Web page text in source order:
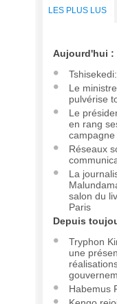
LES PLUS LUS
Aujourd'hui :
Le
pulvérise
Le
en rang
campagne
Réseaux
La
salon du
Paris
Depuis
Tryphon
une
Habemus